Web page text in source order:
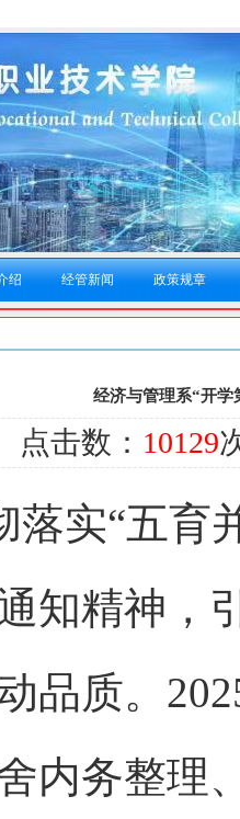
绍 经管新闻 政策规章
经济与管理系“开
击数： 10129
落实“五育
知精神，
品质。
内务整理